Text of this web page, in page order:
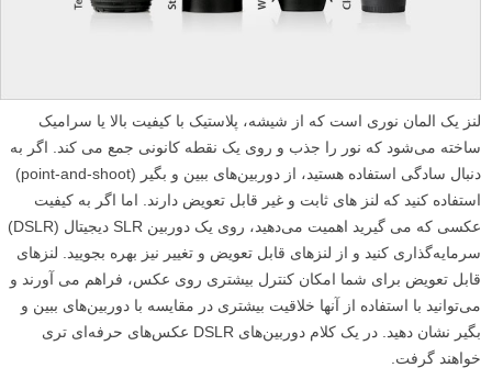
لنز یک المان نوری است که از شیشه، پلاستیک با کیفیت بالا یا سرامیک
ساخته می‌شود که نور را جذب و روی یک نقطه کانونی جمع می کند. اگر به
دنبال سادگی استفاده هستید، از دوربین‌های ببین و بگیر (point-and-shoot)
استفاده کنید که لنز های ثابت و غیر قابل تعویض دارند. اما اگر به کیفیت
عکسی که می گیرید اهمیت می‌دهید، روی یک دوربین SLR دیجیتال (DSLR)
سرمایه‌گذاری کنید و از لنزهای قابل تعویض و تغییر نیز بهره بجویید. لنزهای
قابل تعویض برای شما امکان کنترل بیشتری روی عکس، فراهم می آورند و
می‌توانید با استفاده از آنها خلاقیت بیشتری در مقایسه با دوربین‌های ببین و
بگیر نشان دهید. در یک کلام دوربین‌های DSLR عکس‌های حرفه‌ای تری
خواهند گرفت.